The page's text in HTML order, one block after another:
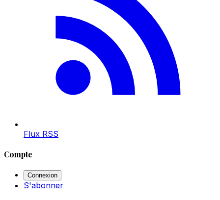
Flux RSS
Compte
Connexion
S'abonner